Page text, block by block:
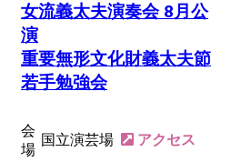
女流義太夫演奏会 8月公
演
重要無形文化財義太夫節
若手勉強会
会
場
国立演芸場